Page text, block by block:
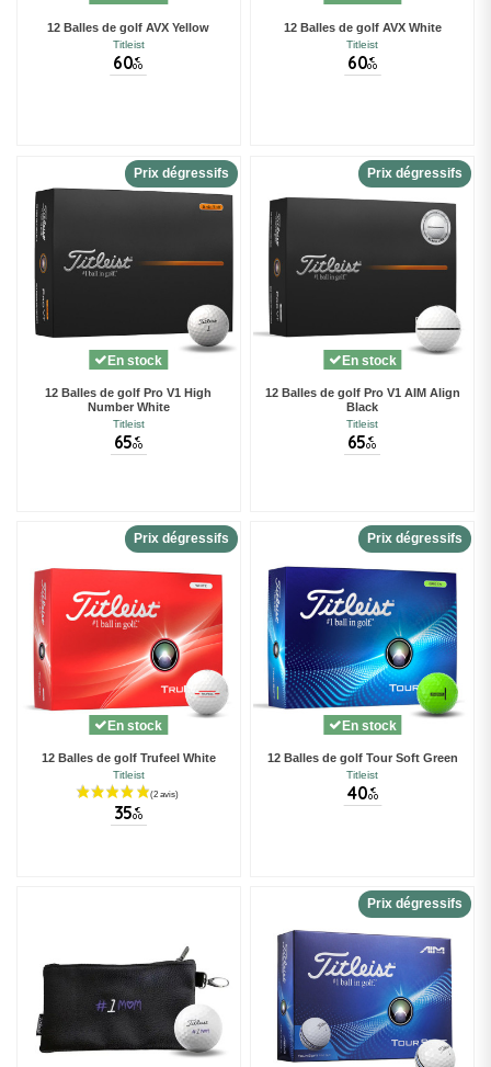
12 Balles de golf AVX Yellow
Titleist
60 €
00
12 Balles de golf AVX White
Titleist
60 €
00
Prix dégressifs
En stock
12 Balles de golf Pro V1 High
Number White
Titleist
65 €
00
Prix dégressifs
En stock
12 Balles de golf Pro V1 AIM Align
Black
Titleist
65 €
00
Prix dégressifs
En stock
12 Balles de golf Trufeel White
Titleist
35 €
00
Prix dégressifs
En stock
12 Balles de golf Tour Soft Green
Titleist
40 €
00
Prix dégressifs